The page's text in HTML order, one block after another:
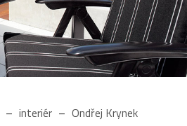
interiér Ondřej Krynek